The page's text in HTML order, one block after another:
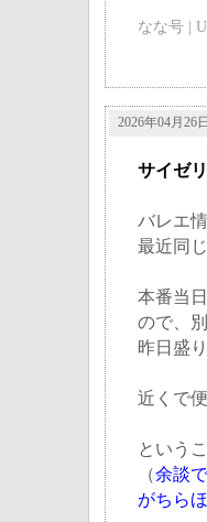
なな号 |
2026年04月26
サイゼ
バレエ
最近同
本番当
ので、
昨日盛
近くで
という
（余談
がちら